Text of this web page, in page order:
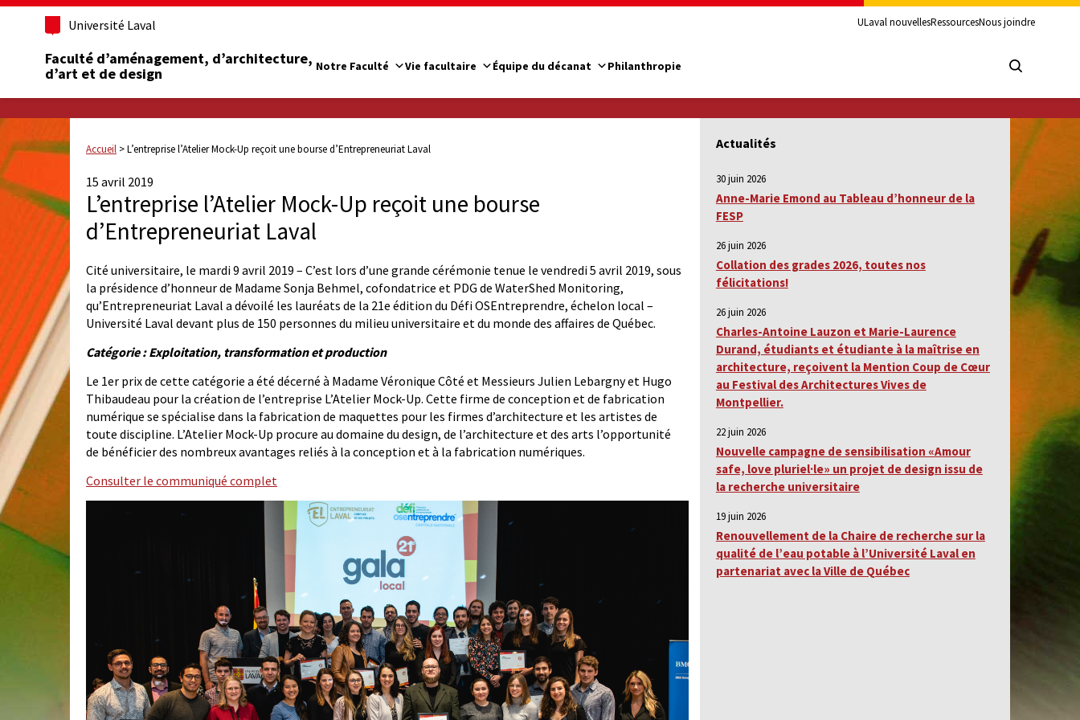
Université Laval ULaval nouvellesRessourcesNous joindre
Faculté d’aménagement, d’architecture,
d’art et de design
Notre Faculté Vie facultaire Équipe du décanat Philanthropie
Accueil >L’entreprise l’Atelier Mock-Up reçoit une bourse d’Entrepreneuriat Laval
15 avril 2019
L’entreprise l’Atelier Mock-Up reçoit une bourse
d’Entrepreneuriat Laval
Cité universitaire, le mardi 9 avril 2019 – C’est lors d’une grande cérémonie tenue le vendredi 5 avril 2019, sous
la présidence d’honneur de Madame Sonja Behmel, cofondatrice et PDG de WaterShed Monitoring,
qu’Entrepreneuriat Laval a dévoilé les lauréats de la 21e édition du Défi OSEntreprendre, échelon local –
Université Laval devant plus de 150 personnes du milieu universitaire et du monde des affaires de Québec.
Catégorie : Exploitation, transformation et production
Le 1er prix de cette catégorie a été décerné à Madame Véronique Côté et Messieurs Julien Lebargny et Hugo
Thibaudeau pour la création de l’entreprise L’Atelier Mock-Up. Cette firme de conception et de fabrication
numérique se spécialise dans la fabrication de maquettes pour les firmes d’architecture et les artistes de
toute discipline. L’Atelier Mock-Up procure au domaine du design, de l’architecture et des arts l’opportunité
de bénéficier des nombreux avantages reliés à la conception et à la fabrication numériques.
Consulter le communiqué complet
Actualités
30 juin 2026
Anne-Marie Emond au Tableau d’honneur de la
FESP
26 juin 2026
Collation des grades 2026, toutes nos
félicitations!
26 juin 2026
Charles-Antoine Lauzon et Marie-Laurence
Durand, étudiants et étudiante à la maîtrise en
architecture, reçoivent la Mention Coup de Cœur
au Festival des Architectures Vives de
Montpellier.
22 juin 2026
Nouvelle campagne de sensibilisation «Amour
safe, love pluriel·le» un projet de design issu de
la recherche universitaire
19 juin 2026
Renouvellement de la Chaire de recherche sur la
qualité de l’eau potable à l’Université Laval en
partenariat avec la Ville de Québec